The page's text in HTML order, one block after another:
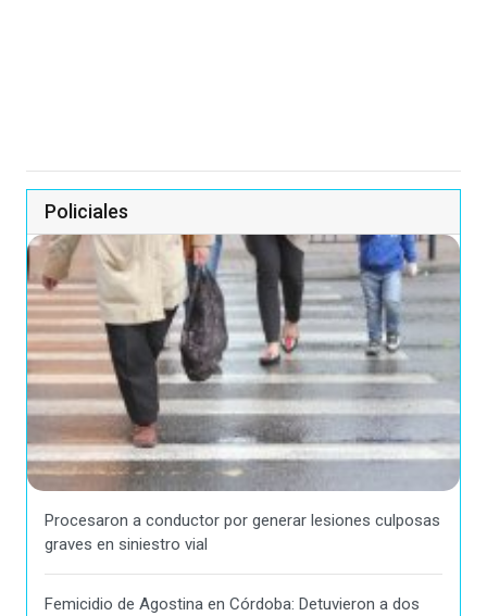
Policiales
Procesaron a conductor por generar lesiones culposas
graves en siniestro vial
Femicidio de Agostina en Córdoba: Detuvieron a dos